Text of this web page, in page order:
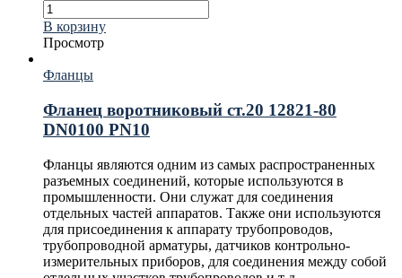
В корзину
Просмотр
Фланцы
Фланец воротниковый ст.20 12821-80
DN0100 PN10
Фланцы являются одним из самых распространенных
разъемных соединений, которые используются в
промышленности. Они служат для соединения
отдельных частей аппаратов. Также они используются
для присоединения к аппарату трубопроводов,
трубопроводной арматуры, датчиков контрольно-
измерительных приборов, для соединения между собой